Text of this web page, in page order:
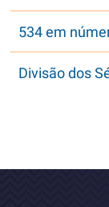
534 em
Divisão dos